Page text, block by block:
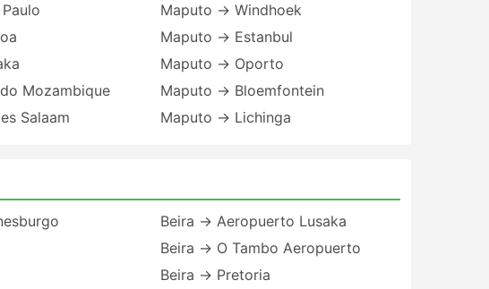
Mozambique
Salaam
Maputo → Windhoek
Maputo → Estanbul
Maputo → Oporto
Maputo → Bloemfontein
Maputo → Lichinga
Beira → Aeropuerto Lusaka
Beira → O Tambo Aeropuerto
Beira → Pretoria